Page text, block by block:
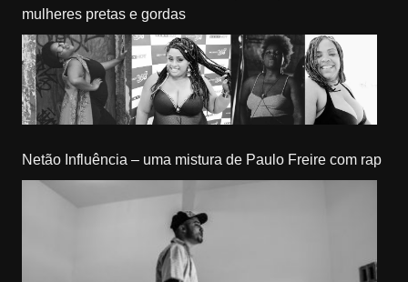
mulheres pretas e gordas
Netão Influência – uma mistura de Paulo Freire com rap